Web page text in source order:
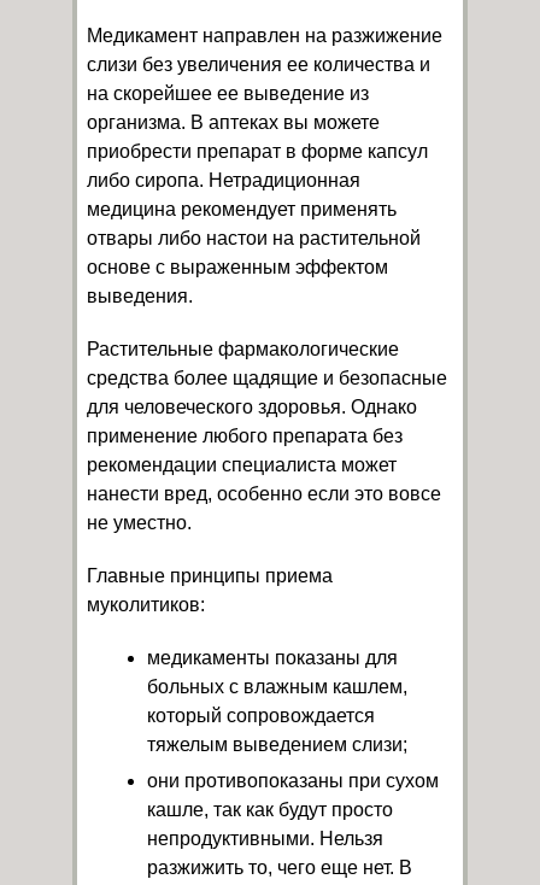
Медикамент направлен на разжижение
слизи без увеличения ее количества и
на скорейшее ее выведение из
организма. В аптеках вы можете
приобрести препарат в форме капсул
либо сиропа. Нетрадиционная
медицина рекомендует применять
отвары либо настои на растительной
основе с выраженным эффектом
выведения.
Растительные фармакологические
средства более щадящие и безопасные
для человеческого здоровья. Однако
применение любого препарата без
рекомендации специалиста может
нанести вред, особенно если это вовсе
не уместно.
Главные принципы приема
муколитиков:
медикаменты показаны для
больных с влажным кашлем,
который сопровождается
тяжелым выведением слизи;
они противопоказаны при сухом
кашле, так как будут просто
непродуктивными. Нельзя
разжижить то, чего еще нет. В